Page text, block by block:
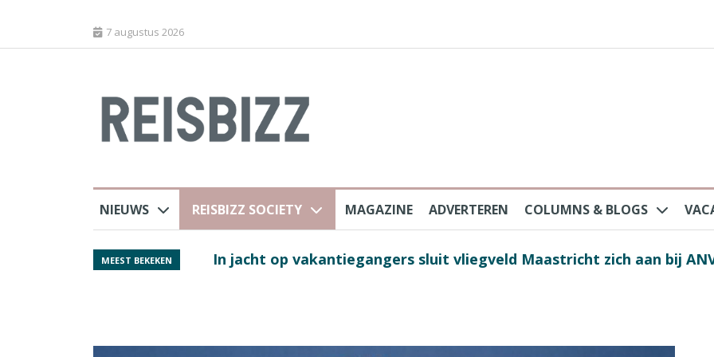
7 augustus 2026
NIEUWS REISBIZZ SOCIETY MAGAZINE ADVERTEREN COLUMNS & BLOGS
MEEST BEKEKEN
Spaans verkeersbureau na protesten massatoerisme: ‘Nederlandse